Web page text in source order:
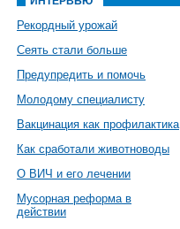
Рекордный урожай
Сеять стали больше
Предупредить и помочь
Молодому специалисту
Вакцинация как профилактика
Как сработали животноводы
О ВИЧ и его лечении
Мусорная реформа в
действии